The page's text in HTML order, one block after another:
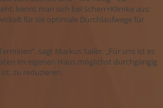
kennt man sich bei Scherr+Klimke aus:
für sie optimale Durchlaufwege für
sagt Markus Sailer. „Für uns ist es
im eigenen Haus möglichst durchgängig
zu reduzieren.